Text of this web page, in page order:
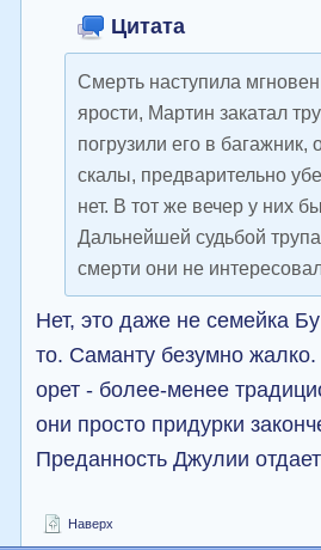
Цитата
Смерть наступила
ярости, Мартин закатал
погрузили его в
скалы, предварительно
нет. В тот же вечер у них
Дальнейшей судьбой
смерти они не
Нет, это даже не семейка
то. Саманту безумно
орет - более-менее
они просто придурки
Преданность Джулии
Наверх